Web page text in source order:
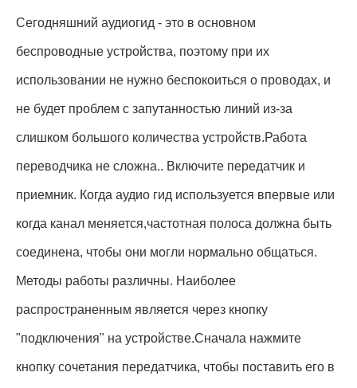
Сегодняшний аудиогид - это в основном
беспроводные устройства, поэтому при их
использовании не нужно беспокоиться о проводах, и
не будет проблем с запутанностью линий из-за
слишком большого количества устройств.Работа
переводчика не сложна.. Включите передатчик и
приемник. Когда аудио гид используется впервые или
когда канал меняется,частотная полоса должна быть
соединена, чтобы они могли нормально общаться.
Методы работы различны. Наиболее
распространенным является через кнопку
"подключения" на устройстве.Сначала нажмите
кнопку сочетания передатчика, чтобы поставить его в